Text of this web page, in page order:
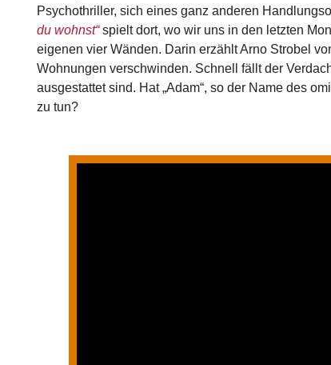
Psychothriller, sich eines ganz anderen
du wohnst“spielt dort, wo wir uns in den letzten
eigenen vier Wänden. Darin erzählt Arno Strobel
Wohnungen verschwinden. Schnell fällt der
ausgestattet sind. Hat „Adam“, so der Name des
zu tun?